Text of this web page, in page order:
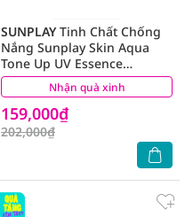
Nhận quà xinh
SUNPLAYTinh Chất Chống
Nắng Sunplay Skin Aqua
Tone Up UV Essence
Lavender SPF50+ PA++++
50g
159,000₫
202,000₫
(12)